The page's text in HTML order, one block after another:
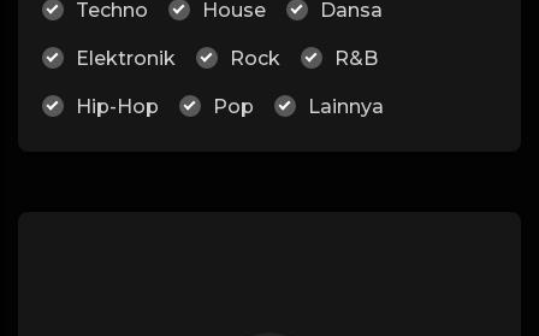
Techno House Dansa
Elektronik Rock R&B
Hip-Hop Pop Lainnya